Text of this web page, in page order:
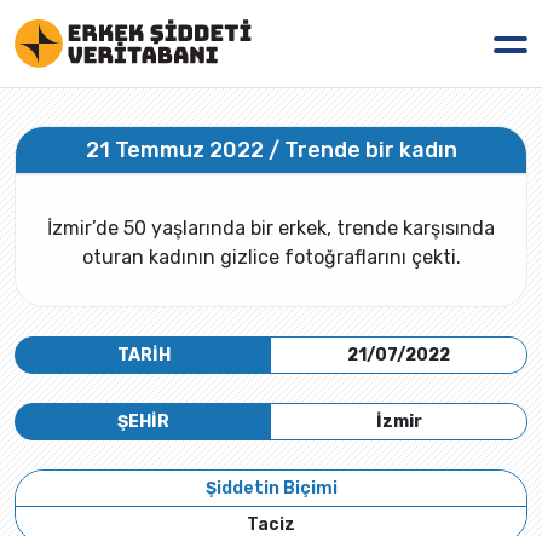
21 Temmuz 2022 / Trende bir kadın
İzmir’de 50 yaşlarında bir erkek, trende karşısında
oturan kadının gizlice fotoğraflarını çekti.
TARİH 21/07/2022
İzmir
ŞEHİR
Şiddetin Biçimi
Taciz